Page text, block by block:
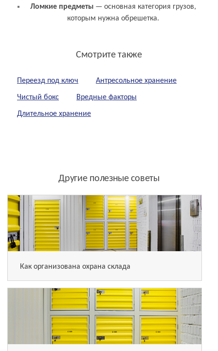
Ломкие предметы — основная категория грузов,
которым нужна обрешетка.
Смотрите также
Переезд под ключ Антресольное хранение
Чистый бокс Вредные факторы
Длительное хранение
Другие полезные советы
Как организована охрана склада